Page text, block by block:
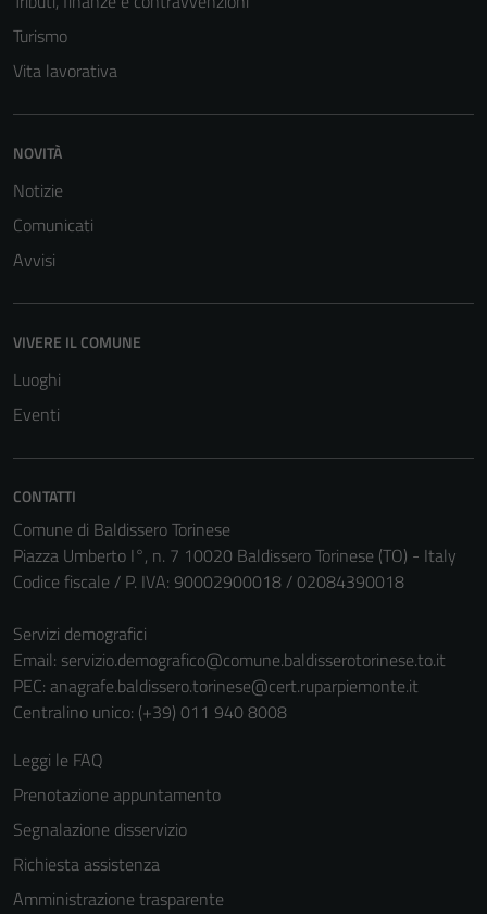
Turismo
Vita lavorativa
NOVITÀ
Notizie
Comunicati
Avvisi
VIVERE IL COMUNE
Luoghi
Eventi
CONTATTI
Comune di Baldissero Torinese
Piazza Umberto I°, n. 7 10020 Baldissero Torinese (TO) - Italy
Codice fiscale / P. IVA: 90002900018 / 02084390018
Servizi demografici
Email: servizio.demografico@comune.baldisserotorinese.to.it
PEC: anagrafe.baldissero.torinese@cert.ruparpiemonte.it
Centralino unico: (+39) 011 940 8008
Leggi le FAQ
Prenotazione appuntamento
Segnalazione disservizio
Richiesta assistenza
Amministrazione trasparente
informazioni